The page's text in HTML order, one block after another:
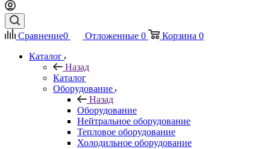
Сравнение0 Отложенные 0 Корзина 0
Каталог
Назад
Каталог
Оборудование
Назад
Оборудование
Нейтральное оборудование
Тепловое оборудование
Холодильное оборудование